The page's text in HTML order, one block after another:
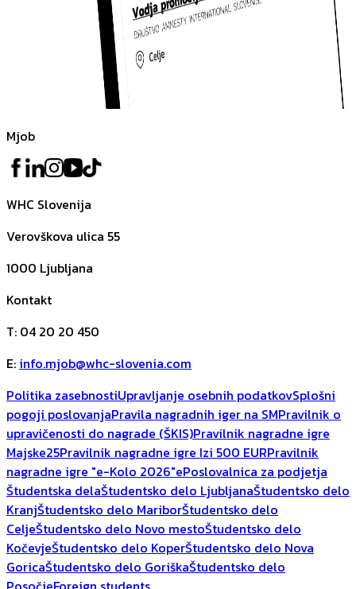
Mjob
WHC Slovenija
Verovškova ulica 55
1000 Ljubljana
Kontakt
T: 04 20 20 450
E: info.mjob@whc-slovenia.com
Politika zasebnostiUpravljanje osebnih podatkovSplošni
pogoji poslovanjaPravila nagradnih iger na SMPravilnik o
upravičenosti do nagrade (ŠKIS)Pravilnik nagradne igre
Majske25Pravilnik nagradne igre Izi 500 EURPravilnik
nagradne igre "e-Kolo 2026"ePoslovalnica za podjetja
Študentska delaŠtudentsko delo LjubljanaŠtudentsko delo
KranjŠtudentsko delo MariborŠtudentsko delo
CeljeŠtudentsko delo Novo mestoŠtudentsko delo
KočevjeŠtudentsko delo KoperŠtudentsko delo Nova
GoricaŠtudentsko delo GoriškaŠtudentsko delo